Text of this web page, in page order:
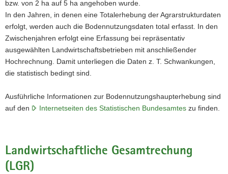
bzw. von 2 ha auf 5 ha angehoben wurde.
In den Jahren, in denen eine Totalerhebung der Agrarstrukturdaten
erfolgt, werden auch die Bodennutzungsdaten total erfasst. In den
Zwischenjahren erfolgt eine Erfassung bei repräsentativ
ausgewählten Landwirtschaftsbetrieben mit anschließender
Hochrechnung. Damit unterliegen die Daten z. T. Schwankungen,
die statistisch bedingt sind.
Ausführliche Informationen zur Bodennutzungshaupterhebung sind
auf den
Internetseiten des Statistischen Bundesamtes zu finden.
Landwirtschaftliche Gesamtrechung
(LGR)